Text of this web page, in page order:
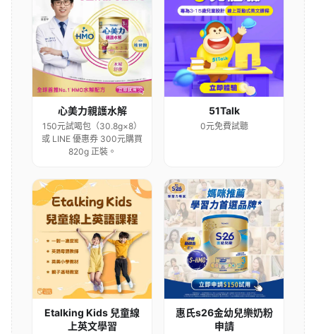
心美力親護水解
150元試喝包（30.8g×8）
或 LINE 優惠券 300元購買
820g 正裝。
51Talk
0元免費試聽
Etalking Kids 兒童線
上英文學習
惠氏s26金幼兒樂奶粉
申請